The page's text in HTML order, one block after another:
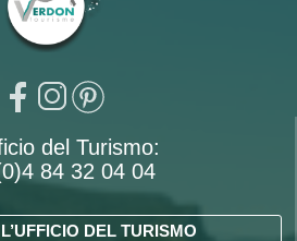
del Turismo:
84 32 04 04
DEL TURISMO